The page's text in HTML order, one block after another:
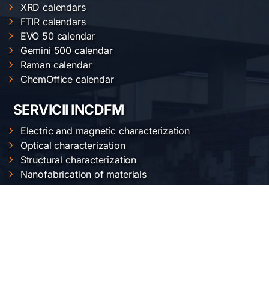
XRD calendars
FTIR calendars
EVO 50 calendar
Gemini 500 calendar
Raman calendar
ChemOffice calendar
SERVICII INCDFM
Electric and magnetic characterization
Optical characterization
Structural characterization
Nanofabrication of materials
Material synthesis and processing